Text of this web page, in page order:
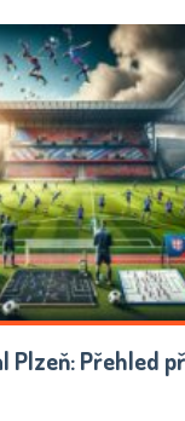
Plzeň: Přehled